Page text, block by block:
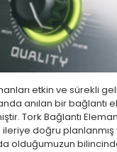
etkin ve sürekli
anılan bir bağlantı
Tork Bağlantı
ileriye doğru
olduğumuzun